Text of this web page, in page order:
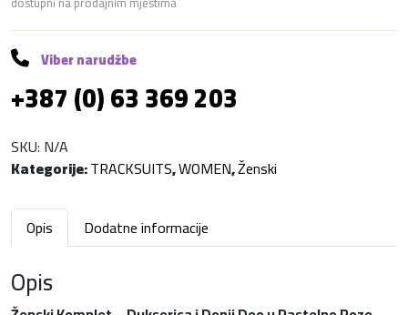
i
j
n
a
c
e
K
o
m
l
t
k
l
č
i
n
Viber narudžbe
+387 (0) 63 369 203
SKU: N/A
Kategorije:TRACKSUITS,WOMEN,Ženski
Opis Dodatne informacije
Opis